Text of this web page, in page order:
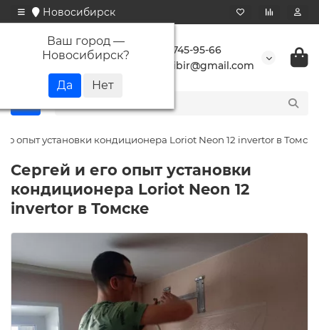
Новосибирск
Ваш город —
Новосибирск?
+7 923 745-95-66
buransibir@gmail.com
опыт установки кондиционера Loriot Neon 12 invertor в Томске
Сергей и его опыт установки
кондиционера Loriot Neon 12
invertor в Томске